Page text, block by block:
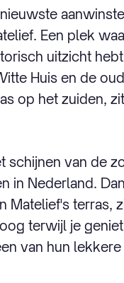
Een plek
uitzicht
Huis en de
op het zuiden,
schijnen van de
in Nederland.
Matelief's terras,
terwijl je
van hun